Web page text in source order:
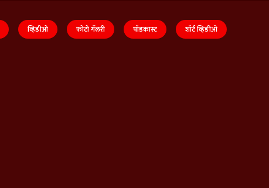
व्हिडीओ फोटो गॅलरी पॉडकास्ट शॉर्ट व्हिडीओ